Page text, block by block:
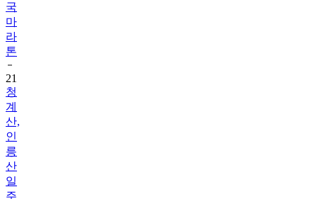
국
마
라
톤
21
청
계
산,
인
릉
산
일
주